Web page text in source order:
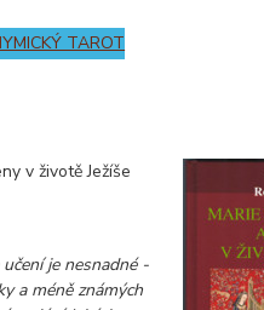
TAROT
v životě Ježíše
je nesnadné -
a méně známých